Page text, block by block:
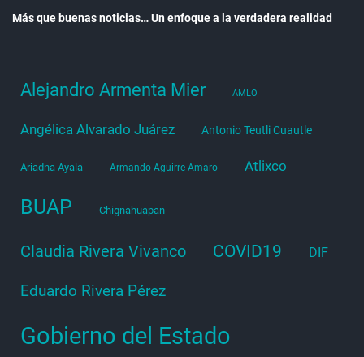
Más que buenas noticias… Un enfoque a la verdadera realidad
Alejandro Armenta Mier AMLO
Angélica Alvarado Juárez Antonio Teutli Cuautle
Ariadna Ayala Armando Aguirre Amaro Atlixco
BUAP Chignahuapan
Claudia Rivera Vivanco COVID19 DIF
Eduardo Rivera Pérez
Gobierno del Estado